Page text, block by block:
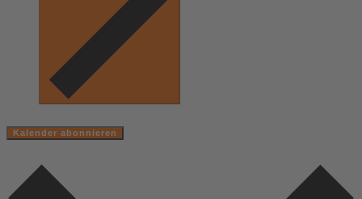
Kalender abonnieren